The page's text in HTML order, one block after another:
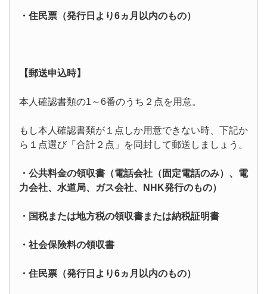
・住民票（発行日より6ヵ月以内のもの）
【郵送申込時】
本人確認書類の1～6番のうち２点を用意。
もし本人確認書類が１点しか用意できない時、下記か
ら１点選び「合計２点」を同封して郵送しましょう。
・公共料金の領収書（電話会社（固定電話のみ）、電
力会社、水道局、ガス会社、NHK発行のもの）
・国税または地方税の領収書または納税証明書
・社会保険料の領収書
・住民票（発行日より6ヵ月以内のもの）